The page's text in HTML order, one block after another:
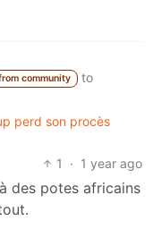
community
to
perd son procès
1
· 1 year ago
des potes africains